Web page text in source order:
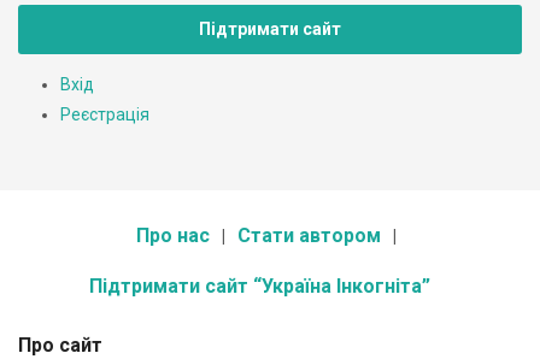
Підтримати сайт
Вхід
Реєстрація
Про нас Стати автором
Підтримати сайт “Україна Інкогніта”
Про сайт